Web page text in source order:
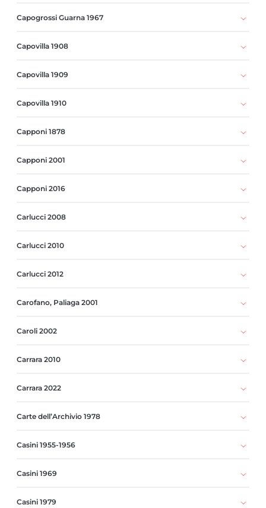
Capogrossi Guarna 1967
Capovilla 1908
Capovilla 1909
Capovilla 1910
Capponi 1878
Capponi 2001
Capponi 2016
Carlucci 2008
Carlucci 2010
Carlucci 2012
Carofano, Paliaga 2001
Caroli 2002
Carrara 2010
Carrara 2022
Carte dell’Archivio 1978
Casini 1955-1956
Casini 1969
Casini 1979